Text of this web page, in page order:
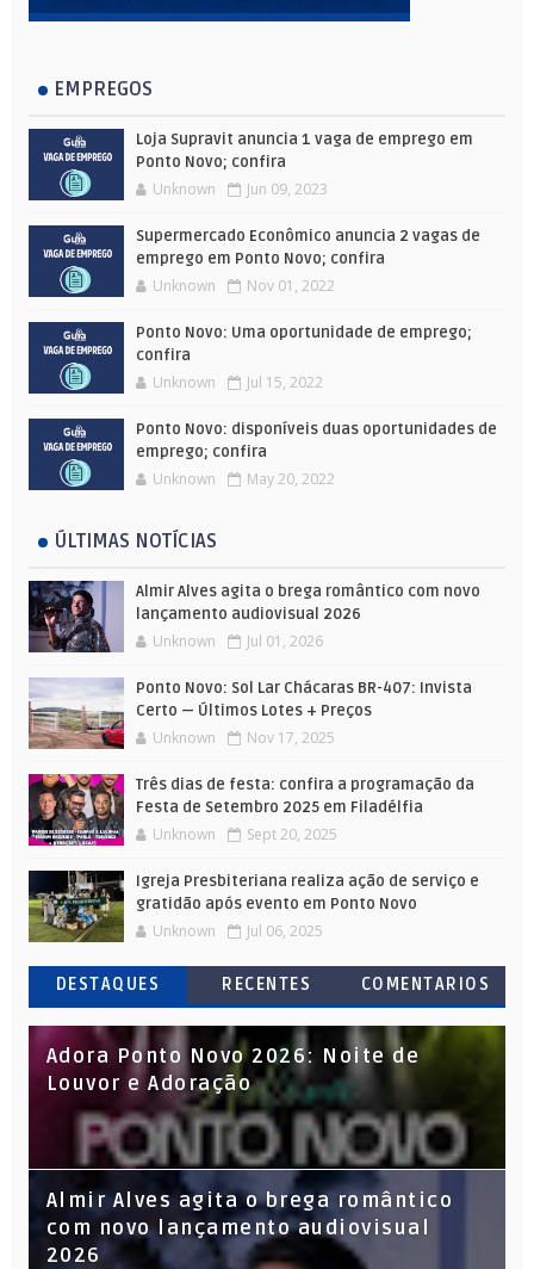
EMPREGOS
Loja Supravit anuncia 1 vaga de emprego em
Ponto Novo; confira
Unknown Jun 09, 2023
Supermercado Econômico anuncia 2 vagas de
emprego em Ponto Novo; confira
Unknown Nov 01, 2022
Ponto Novo: Uma oportunidade de emprego;
confira
Unknown Jul 15, 2022
Ponto Novo: disponíveis duas oportunidades de
emprego; confira
Unknown May 20, 2022
ÚLTIMAS NOTÍCIAS
Almir Alves agita o brega romântico com novo
lançamento audiovisual 2026
Unknown Jul 01, 2026
Ponto Novo: Sol Lar Chácaras BR-407: Invista
Certo — Últimos Lotes + Preços
Unknown Nov 17, 2025
Três dias de festa: confira a programação da
Festa de Setembro 2025 em Filadélfia
Unknown Sept 20, 2025
Igreja Presbiteriana realiza ação de serviço e
gratidão após evento em Ponto Novo
Unknown Jul 06, 2025
DESTAQUES RECENTES COMENTARIOS
Adora Ponto Novo 2026: Noite de
Louvor e Adoração
Almir Alves agita o brega romântico
com novo lançamento audiovisual
2026